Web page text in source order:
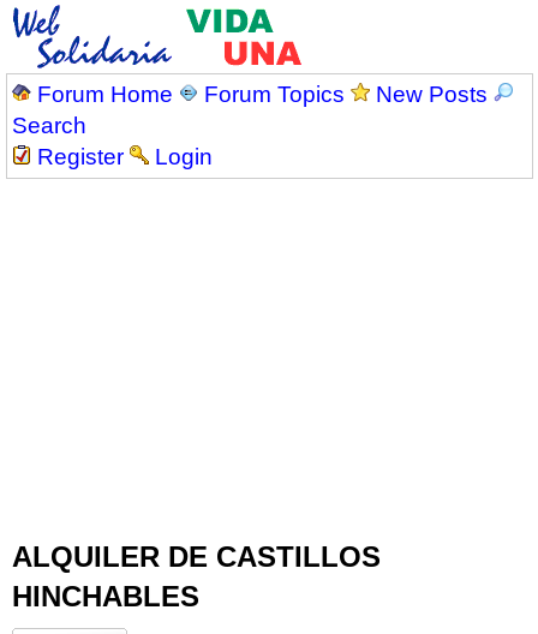
Forum Home Forum Topics
New Posts
Search
Register
Login
ALQUILER DE CASTILLOS
HINCHABLES